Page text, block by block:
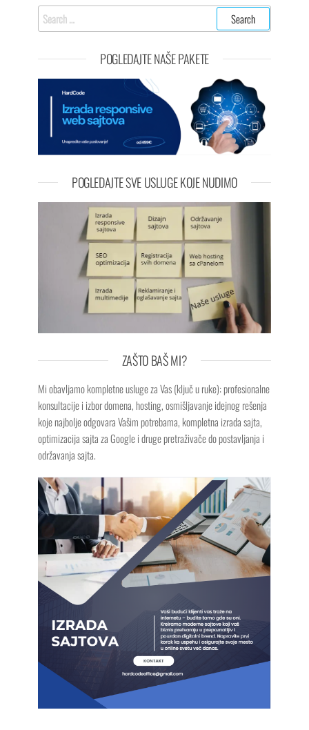
POGLEDAJTE NAŠE PAKETE
POGLEDAJTE SVE USLUGE KOJE NUDIMO
ZAŠTO BAŠ MI?
Mi obavljamo kompletne usluge za Vas (ključ u ruke): profesionalne
konsultacije i izbor domena, hosting, osmišljavanje idejnog rešenja
koje najbolje odgovara Vašim potrebama, kompletna izrada sajta,
optimizacija sajta za Google i druge pretraživače do postavljanja i
održavanja sajta.